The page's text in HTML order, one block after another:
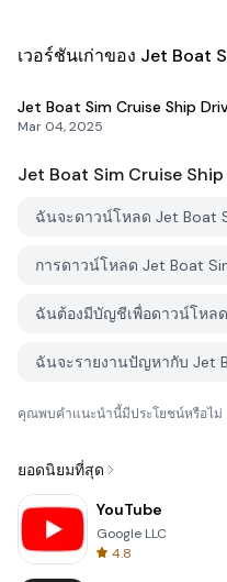
เวอร์ชันเก่าของ Jet Boat
Jet Boat Sim Cruise Ship
Mar 04, 2025
Jet Boat Sim Cruise
คุณพบคำแนะนำนี้มีประโยชน์หรือไม่
ยอดนิยมที่สุด
YouTube
Google LLC
4.8